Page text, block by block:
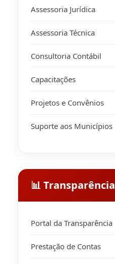
Assessoria Jurídica
Assessoria Técnica
Consultoria Contábil
Capacitações
Projetos e Convênios
Suporte aos Municípios
📊 Transparência
Portal da Transparência
Prestação de Contas